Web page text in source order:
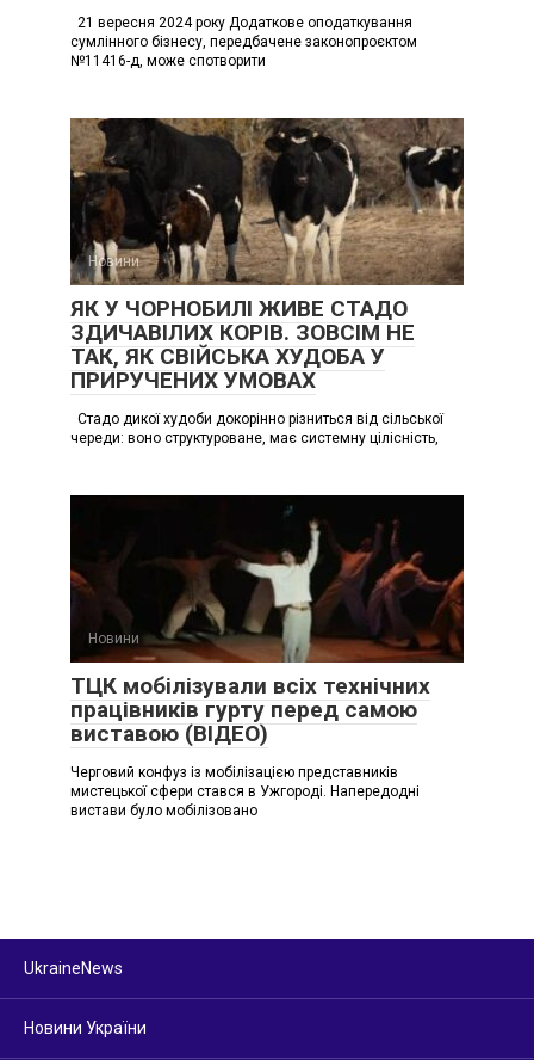
21 вересня 2024 року Додаткове оподаткування
сумлінного бізнесу, передбачене законопроєктом
№11416-д, може спотворити
Новини
ЯК У ЧОРНОБИЛІ ЖИВЕ СТАДО
ЗДИЧАВІЛИХ КОРІВ. ЗОВСІМ НЕ
ТАК, ЯК СВІЙСЬКА ХУДОБА У
ПРИРУЧЕНИХ УМОВАХ
Стадо дикої худоби докорінно різниться від сільської
череди: воно структуроване, має системну цілісність,
Новини
ТЦК мобілізували всіх технічних
працівників гурту перед самою
виставою (ВІДЕО)
Черговий конфуз із мобілізацією представників
мистецької сфери стався в Ужгороді. Напередодні
вистави було мобілізовано
UkraineNews
Новини України